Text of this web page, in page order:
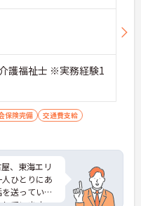
護福祉士 ※実務経験1
保険完備
交通費支給
、東海エリ
ひとりにあ
送っていた